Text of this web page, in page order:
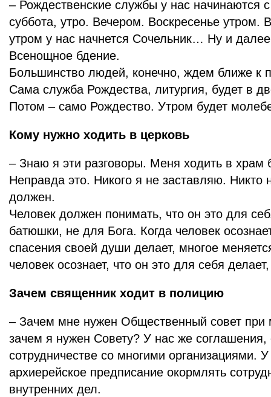
– Рождественские службы у нас начинаются
суббота, утро. Вечером. Воскресенье утром.
утром у нас начнется Сочельник… Ну и
Всенощное бдение.
Большинство людей, конечно, ждем ближе к
Сама служба Рождества, литургия, будет в
Потом – само Рождество. Утром будет
Кому нужно ходить в церковь
– Знаю я эти разговоры. Меня ходить в храм
Неправда это. Никого я не заставляю. Никто
должен.
Человек должен понимать, что он это для
батюшки, не для Бога. Когда человек
спасения своей души делает, многое
человек осознает, что он это для себя
Зачем священник ходит в полицию
– Зачем мне нужен Общественный совет при
зачем я нужен Совету? У нас же соглашения,
сотрудничестве со многими организациями.
архиерейское предписание окормлять
внутренних дел.